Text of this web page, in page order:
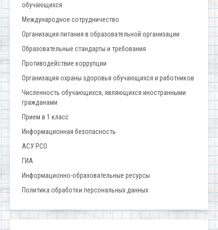
обучающихся
Международное сотрудничество
Организация питания в образовательной организации
Образовательные стандарты и требования
Противодействие коррупции
Организация охраны здоровья обучающихся и работников
Численность обучающихся, являющихся иностранными
гражданами
Прием в 1 класс
Информационная безопасность
АСУ РСО
ГИА
Информационно-образовательные ресурсы
Политика обработки персональных данных